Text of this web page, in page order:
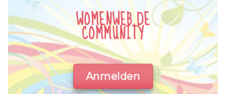
WOMENWEB.DE
COMMUNITY
Anmelden